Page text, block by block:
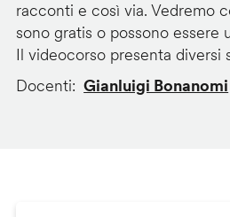
racconti e così via. Vedremo
sono gratis o possono essere
Il videocorso presenta diversi
Docenti
Gianluigi Bonanomi